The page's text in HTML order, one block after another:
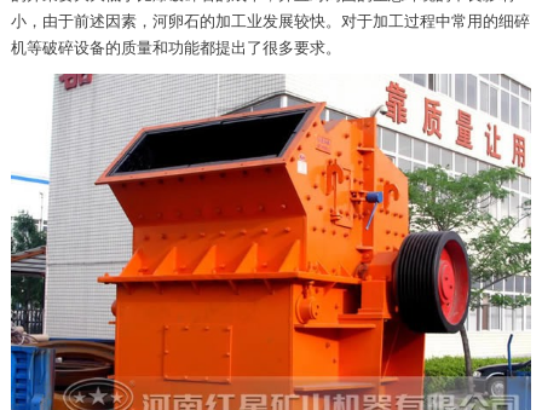
小，由于前述因素，河卵石的加工业发展较快。对于加工过程中常用的细碎
机等破碎设备的质量和功能都提出了很多要求。